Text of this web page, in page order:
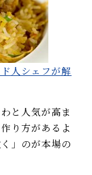
人シェフが解
と人気が高ま
り方があるよ
」のが本場の